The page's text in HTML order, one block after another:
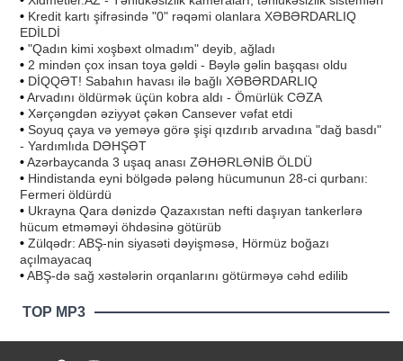
• Kredit kartı şifrəsində "0" rəqəmi olanlara XƏBƏRDARLIQ
EDİLDİ
• "Qadın kimi xoşbəxt olmadım" deyib, ağladı
• 2 mindən çox insan toya gəldi - Bəylə gəlin başqası oldu
• DİQQƏT! Sabahın havası ilə bağlı XƏBƏRDARLIQ
•Arvadını öldürmək üçün kobra aldı - Ömürlük CƏZA
• Xərçəngdən əziyyət çəkən Cansever vəfat etdi
• Soyuq çaya və yeməyə görə şişi qızdırıb arvadına "dağ basdı"
- Yardımlıda DƏHŞƏT
•Azərbaycanda 3 uşaq anası ZƏHƏRLƏNİB ÖLDÜ
• Hindistanda eyni bölgədə pələng hücumunun 28-ci qurbanı:
Fermeri öldürdü
• Ukrayna Qara dənizdə Qazaxıstan nefti daşıyan tankerlərə
hücum etməməyi öhdəsinə götürüb
• Zülqədr: ABŞ-nin siyasəti dəyişməsə, Hörmüz boğazı
açılmayacaq
•ABŞ-də sağ xəstələrin orqanlarını götürməyə cəhd edilib
TOP MP3